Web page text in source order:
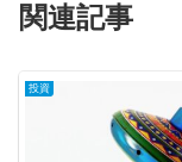
関連記事
投資